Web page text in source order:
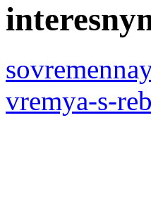
vremya-s-